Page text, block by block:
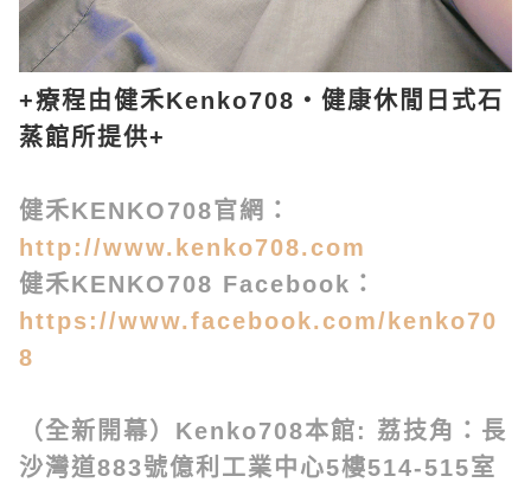
+療程由健禾Kenko708・健康休閒日式石
蒸館所提供+
健禾KENKO708官網：
http://www.kenko708.com
健禾KENKO708 Facebook：
https://www.facebook.com/kenko70
8
（全新開幕）Kenko708本館: 荔技角：長
沙灣道883號億利工業中心5樓514-515室